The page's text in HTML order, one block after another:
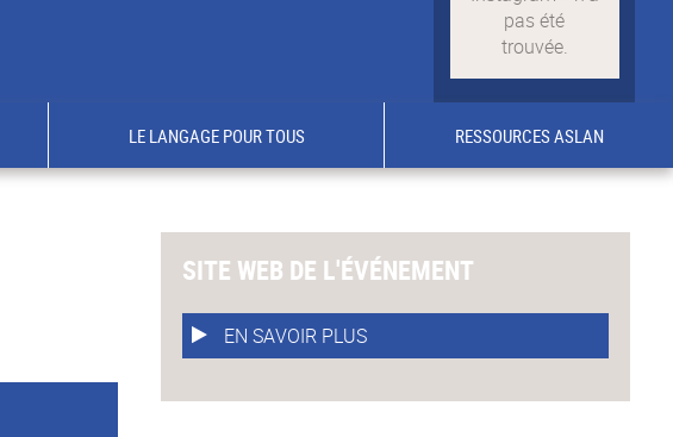
LE LANGAGE POUR TOUS RESSOURCES ASLAN
SITE WEB DE L'ÉVÉNEMENT
EN SAVOIR PLUS